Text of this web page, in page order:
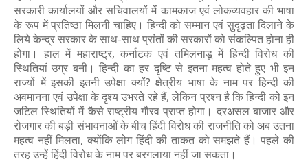
सरकारी कार्यालयों और सचिवालयों में कामकाज एवं लोकव्यवहार की भाषा
के रूप में प्रतिष्ठा मिलनी चाहिए। हिन्दी को सम्मान एवं सुदृढ़ता दिलाने के
लिये केन्द्र सरकार के साथ-साथ प्रांतों की सरकारों को संकल्पित होना ही
होगा। हाल में महाराष्ट्र, कर्नाटक एवं तमिलनाडू में हिन्दी विरोध की
स्थितियां उग्र बनी। हिन्दी का हर दृष्टि से इतना महत्व होते हुए भी इन
राज्यों में इसकी इतनी उपेक्षा क्यों? क्षेत्रीय भाषा के नाम पर हिन्दी की
अवमानना एवं उपेक्षा के दृश्य उभरते रहे हैं, लेकिन प्रश्न है कि हिन्दी को इन
जटिल स्थितियों में कैसे राष्ट्रीय गौरव प्राप्त होगा। दरअसल बाजार और
रोजगार की बड़ी संभावनाओं के बीच हिंदी विरोध की राजनीति को अब उतना
महत्व नहीं मिलता, क्योंकि लोग हिंदी की ताकत को समझते हैं। पहले की
तरह उन्हें हिंदी विरोध के नाम पर बरगलाया नहीं जा सकता।